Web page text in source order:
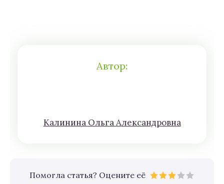
Автор:
Кaлининa Oльгa Aлексaндровна
Помогла статья? Оцените её